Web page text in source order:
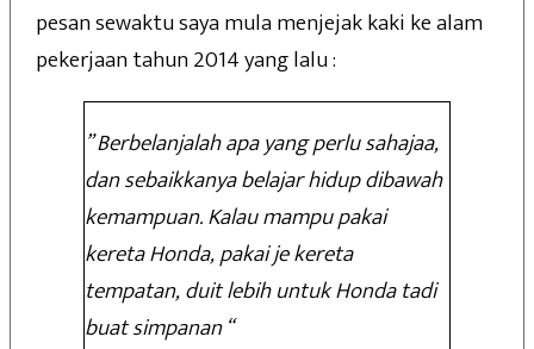
pesan sewaktu saya mula menjejak kaki ke alam
pekerjaan tahun 2014 yang lalu :
” Berbelanjalah apa yang perlu sahajaa,
dan sebaikkanya belajar hidup dibawah
kemampuan. Kalau mampu pakai
kereta Honda, pakai je kereta
tempatan, duit lebih untuk Honda tadi
buat simpanan “